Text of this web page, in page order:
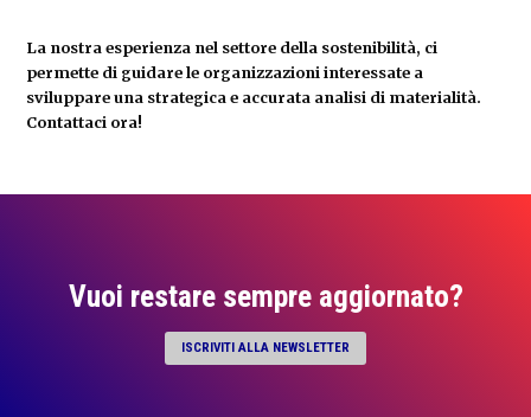
La nostra esperienza nel settore della sostenibilità, ci
permette di guidare le organizzazioni interessate a
sviluppare una strategica e accurata analisi di materialità.
Contattaci ora!
Vuoi restare sempre aggiornato?
ISCRIVITI ALLA NEWSLETTER